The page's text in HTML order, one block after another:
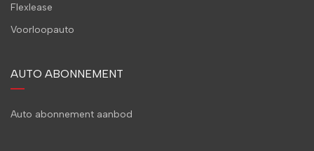
Flexlease
Voorloopauto
AUTO ABONNEMENT
Auto abonnement aanbod